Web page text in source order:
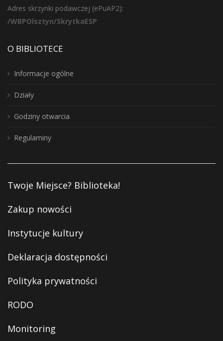
Adres skrzynki podawczej (ePuAP2):
/WBPOlsztyn/SkrytkaESP
O BIBLIOTECE
Informacje ogólne
Działy
Godziny otwarcia
Regulaminy
Twoje Miejsce? Biblioteka!
Zakup nowości
Instytucje kultury
Deklaracja dostępności
Polityka prywatności
RODO
Monitoring